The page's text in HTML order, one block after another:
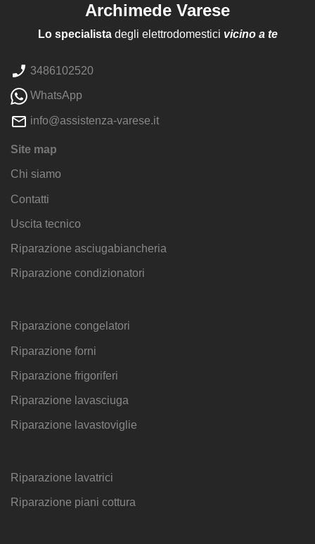
Archimede Varese
Lo specialistadegli elettrodomestici vicino a te
3486102520
WhatsApp
info@assistenza-varese.it
Site map
Chi siamo
Contatti
Uscita tecnico
Riparazione asciugabiancheria
Riparazione condizionatori
Riparazione congelatori
Riparazione forni
Riparazione frigoriferi
Riparazione lavasciuga
Riparazione lavastoviglie
Riparazione lavatrici
Riparazione piani cottura